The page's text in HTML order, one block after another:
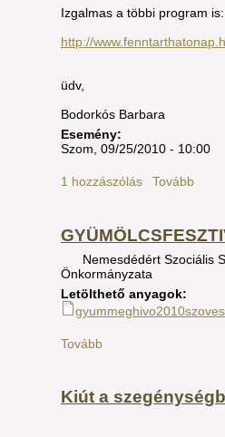
Izgalmas a többi program is:
http://
üdv,
Bodorkós Barbara
Esemény:
Szom, 09/25/2010 - 10:00
1 hozzászólás Tovább
Nemesdédért Szociális
Önkormányzata
Letölthető anyagok:
Tovább
Kiút a